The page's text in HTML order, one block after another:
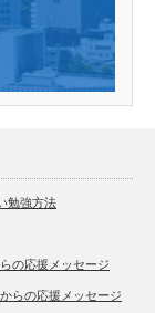
勉強方法
の応援メッセージ
らの応援メッセージ